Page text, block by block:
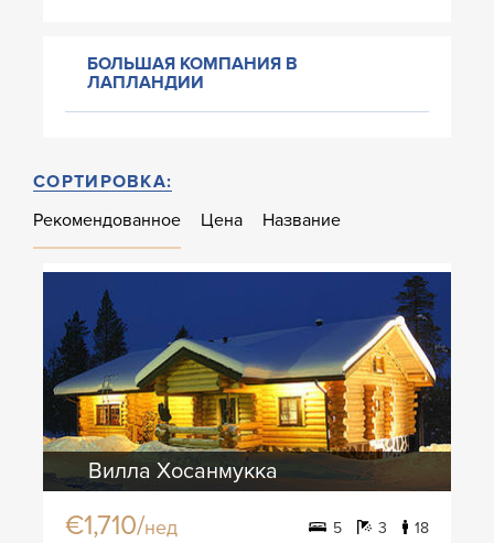
БОЛЬШАЯ КОМПАНИЯ В
ЛАПЛАНДИИ
СОРТИРОВКА:
Рекомендованное
Цена Название
Вилла Хосанмукка
€1,710/нед 5 3 18